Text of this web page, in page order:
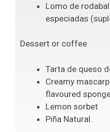
Lomo de
especiadas
Dessert or coffee
Tarta de queso
Creamy
flavoured
Lemon sorbet
Piña Natural.